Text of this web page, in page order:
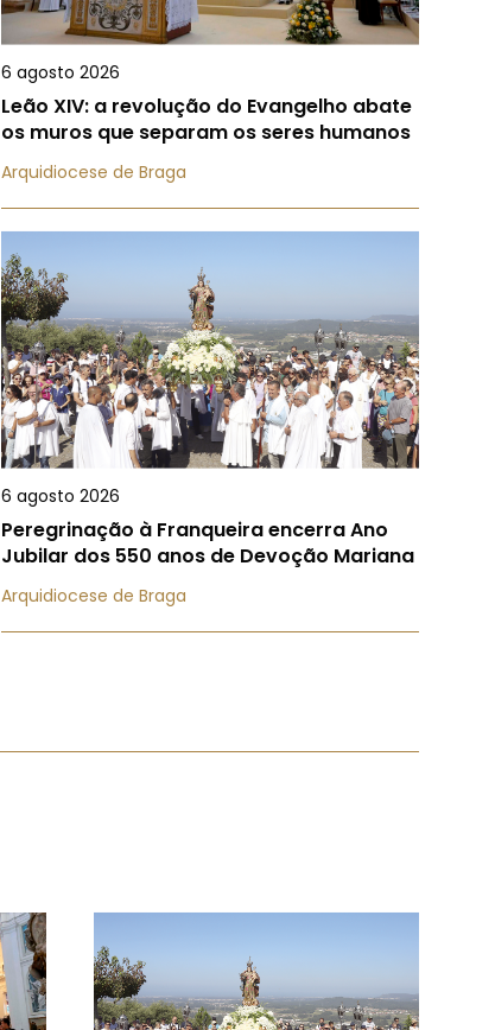
6 agosto 2026
Leão XIV: a revolução do Evangelho abate
os muros que separam os seres humanos
Arquidiocese de Braga
6 agosto 2026
Peregrinação à Franqueira encerra Ano
Jubilar dos 550 anos de Devoção Mariana
Arquidiocese de Braga